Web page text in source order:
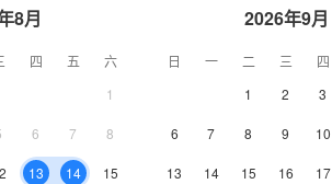
8月
四 五
六
1
6 7 8
13 14 15
2026年9月
日 一 二 三
四
1
2 3
6 7 8 9 10
13 14 15 16 17
空調
電視機